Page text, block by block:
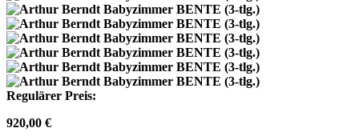
Regulärer Preis:
920,00 €